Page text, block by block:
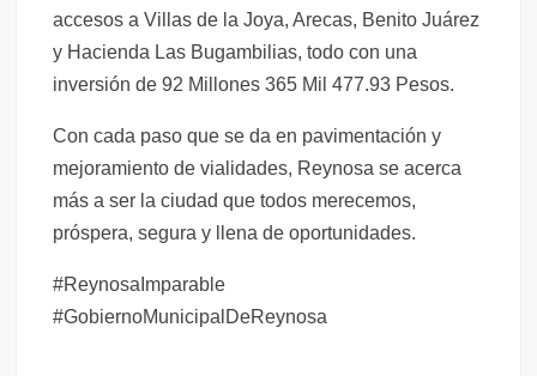
accesos a Villas de la Joya, Arecas, Benito Juárez
y Hacienda Las Bugambilias, todo con una
inversión de 92 Millones 365 Mil 477.93 Pesos.
Con cada paso que se da en pavimentación y
mejoramiento de vialidades, Reynosa se acerca
más a ser la ciudad que todos merecemos,
próspera, segura y llena de oportunidades.
#ReynosaImparable
#GobiernoMunicipalDeReynosa